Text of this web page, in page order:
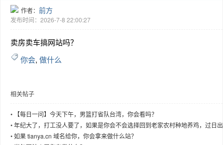
›
作者： 前方
发布时间：2026-7-8 22:00:27
卖房卖车搞网站吗？
你会, 做什么
相关帖子
•
【每日一问】今天下午，男篮打省队台湾，你会看吗？
•年纪大了，打工没人要了，如果是你会不会选择回到老家农村种地养鸡，过日
作日落而息的生活
•如果 tianya.cn 域名给你，你会拿来做什么站？